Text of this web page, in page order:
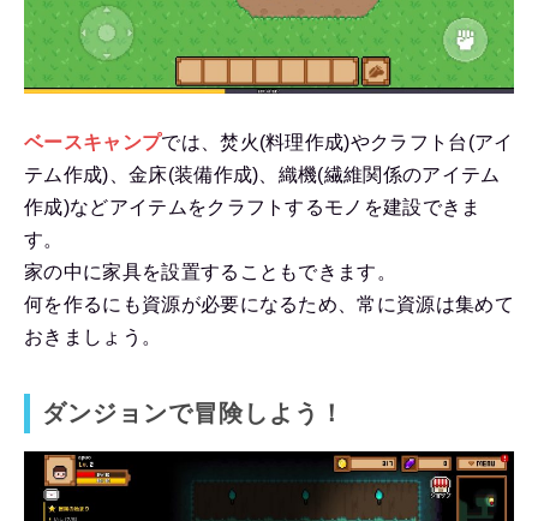
ベースキャンプでは、焚火(料理作成)やクラフト台(アイ
テム作成)、金床(装備作成)、織機(繊維関係のアイテム
作成)などアイテムをクラフトするモノを建設できま
す。
家の中に家具を設置することもできます。
何を作るにも資源が必要になるため、常に資源は集めて
おきましょう。
ダンジョンで冒険しよう！